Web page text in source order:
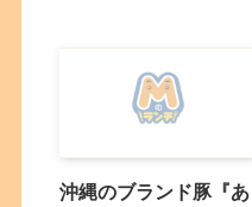
沖縄のブランド豚『あ